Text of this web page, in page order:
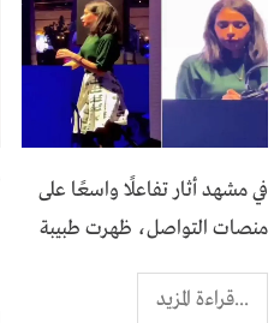
في مشهد أثار تفاعلًا واسعًا على
منصات التواصل، ظهرت طبيبة
...قراءة المزيد